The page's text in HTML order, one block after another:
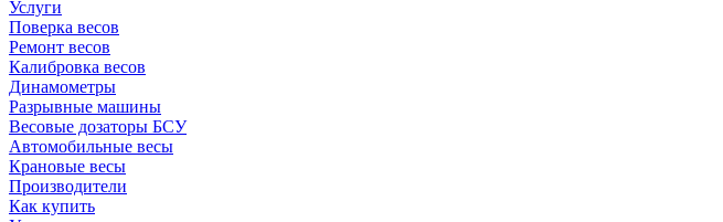
Услуги
Поверка весов
Ремонт весов
Калибровка весов
Динамометры
Разрывные машины
Весовые дозаторы БСУ
Автомобильные весы
Крановые весы
Производители
Как купить